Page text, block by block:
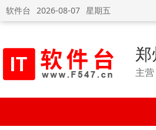
软件台 2026-08-07 星期五
主